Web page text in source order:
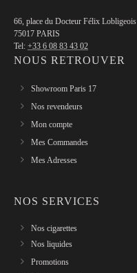
66, place du Docteur Félix Lobligeois
75017 PARIS
Tel: +33 6 08 83 43 02
NOUS RETROUVER
Showroom Paris 17
Nos revendeurs
Mon compte
Mes Commandes
Mes Adresses
NOS SERVICES
Nos cigarettes
Nos liquides
Promotions